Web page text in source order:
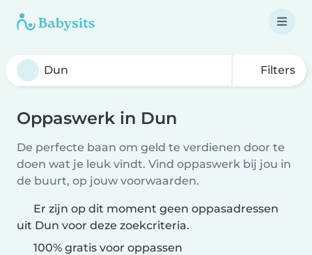
Filters
Oppaswerk in Dun
De perfecte baan om geld te verdienen door te
doen wat je leuk vindt. Vind oppaswerk bij jou in
de buurt, op jouw voorwaarden.
Er zijn op dit moment geen oppasadressen
uit Dun voor deze zoekcriteria.
100% gratis voor oppassen